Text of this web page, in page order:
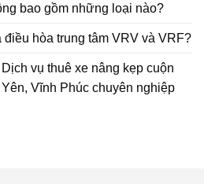
bao gồm những loại nào?
hòa trung tâm VRV và VRF?
vụ thuê xe nâng kẹp cuộn
Vĩnh Phúc chuyên nghiệp